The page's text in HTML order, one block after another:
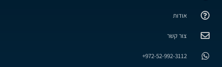
אודות
צור קשר
972-52-992-3112+